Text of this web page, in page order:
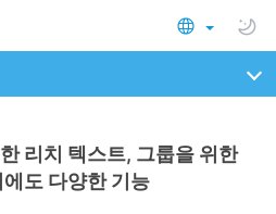
리치 텍스트, 그룹을 위한
도 다양한 기능